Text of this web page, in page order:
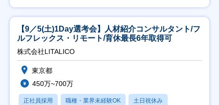
【9／5(土)1Day選考会】人材紹介コンサルタント/フ
ルフレックス・リモート/育休最長6年取得可
株式会社LITALICO
東京都
450万~700万
正社員採用 職種・業界未経験OK 土日祝休み